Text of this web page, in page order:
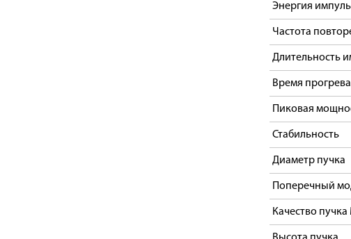
Энергия
Частота
Длительность
Время прогрева
Пиковая
Стабильность
Диаметр пучка
Поперечный
Качество пучка